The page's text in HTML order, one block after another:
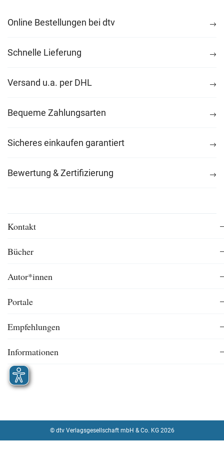
Online Bestellungen bei dtv
Schnelle Lieferung
Versand u.a. per DHL
Bequeme Zahlungsarten
Sicheres einkaufen garantiert
Bewertung & Zertifizierung
Kontakt
Bücher
Autor*innen
Portale
Empfehlungen
Informationen
© dtv Verlagsgesellschaft mbH & Co. KG 2026